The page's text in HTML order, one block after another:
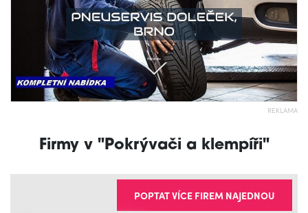
REKLAMA
Firmy v "Pokrývači a klempíři"
POPTAT VÍCE FIREM NAJEDNOU